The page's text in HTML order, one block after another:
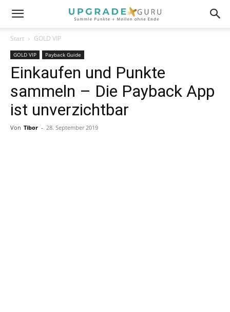
Start GOLD VIP
GOLD VIP Payback Guide
Einkaufen und Punkte
sammeln – Die Payback App
ist unverzichtbar
Von Tibor - 28. September 2019